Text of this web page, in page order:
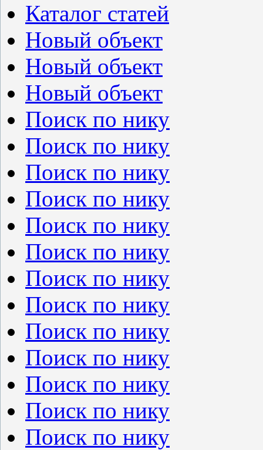
Каталог статей
Новый объект
Новый объект
Новый объект
Поиск по нику
Поиск по нику
Поиск по нику
Поиск по нику
Поиск по нику
Поиск по нику
Поиск по нику
Поиск по нику
Поиск по нику
Поиск по нику
Поиск по нику
Поиск по нику
Поиск по нику